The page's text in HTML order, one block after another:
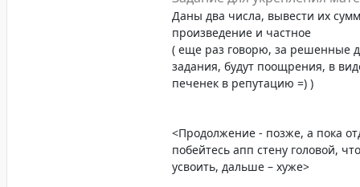
Даны два числа, вывести их
произведение и частное
( еще раз говорю, за решенные
задания, будут поощрения, в
печенек в репутацию =) )
<Продолжение - позже, а пока
побейтесь апп стену головой,
усвоить, дальше – хуже>